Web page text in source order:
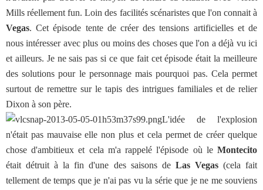
Mills réellement fun. Loin des facilités scénaristes que l'on connait à
Vegas. Cet épisode tente de créer des tensions artificielles et de
nous intéresser avec plus ou moins des choses que l'on a déjà vu ici
et ailleurs. Je ne sais pas si ce que fait cet épisode était la meilleure
des solutions pour le personnage mais pourquoi pas. Cela permet
surtout de remettre sur le tapis des intrigues familiales et de relier
Dixon à son père.
L'idée de l'explosion
n'était pas mauvaise elle non plus et cela permet de créer quelque
chose d'ambitieux et cela m'a rappelé l'épisode où le Montecito
était détruit à la fin d'une des saisons de Las Vegas(cela fait
tellement de temps que je n'ai pas vu la série que je ne me souviens